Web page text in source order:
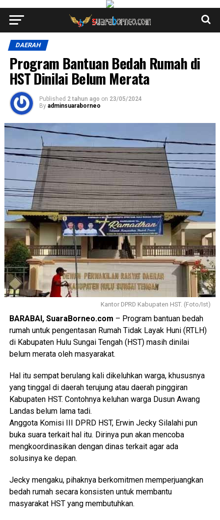
DAERAH
Program Bantuan Bedah Rumah di
HST Dinilai Belum Merata
Published 2 tahun ago on 23/05/2024
By adminsuaraborneo
Kantor DPRD Kabupaten HST. (Foto/Ist)
BARABAI, SuaraBorneo.com – Program bantuan bedah
rumah untuk pengentasan Rumah Tidak Layak Huni (RTLH)
di Kabupaten Hulu Sungai Tengah (HST) masih dinilai
belum merata oleh masyarakat.
Hal itu sempat berulang kali dikeluhkan warga, khususnya
yang tinggal di daerah terujung atau daerah pinggiran
Kabupaten HST. Contohnya keluhan warga Dusun Awang
Landas belum lama tadi.
Anggota Komisi III DPRD HST, Erwin Jecky Silalahi pun
buka suara terkait hal itu. Dirinya pun akan mencoba
mengkoordinasikan dengan dinas terkait agar ada
solusinya ke depan.
Jecky mengaku, pihaknya berkomitmen memperjuangkan
bedah rumah secara konsisten untuk membantu
masyarakat HST yang membutuhkan.